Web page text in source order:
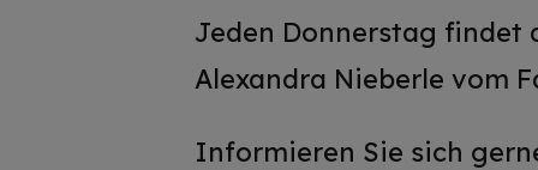
Jeden Donnerstag findet
Alexandra Nieberle vom
Informieren Sie sich